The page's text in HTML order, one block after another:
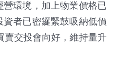
營環境，加上物業價格已
資者已密鑼緊鼓吸納低價
賣交投會向好，維持量升